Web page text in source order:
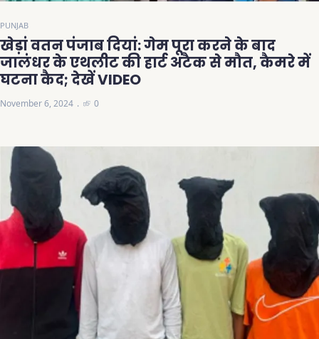
PUNJAB
खेड़ां वतन पंजाब दियां: गेम पूरा करने के बाद
जालंधर के एथलीट की हार्ट अटैक से मौत, कैमरे में
घटना कैद; देखें VIDEO
November 6, 2024 0